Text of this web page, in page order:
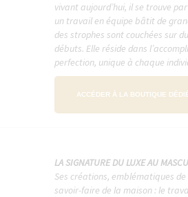
vivant aujourd’hui, il se trouve
un travail en équipe bâtit de
des strophes sont couchées sur
débuts. Elle réside dans
perfection, unique à chaque
ACCÉDER À LA BOUTIQUE
LA SIGNATURE DU LUXE AU
Ses créations, emblématiques
savoir-faire de la maison : le